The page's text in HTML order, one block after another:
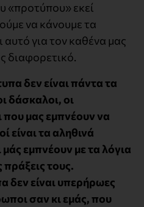
«προτύπου» εκεί
να κάνουμε τα
για τον καθένα μας
διαφορετικό.
δεν είναι πάντα τα
δάσκαλοι, οι
που μας εμπνέουν να
είναι τα αληθινά
εμπνέουν με τα λόγια
πράξεις τους.
δεν είναι υπερήρωες
σαν κι εμάς, που